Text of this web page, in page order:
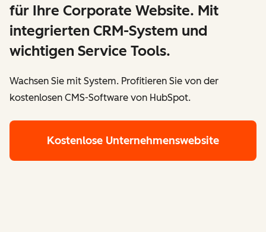
für Ihre Corporate Website. Mit
integrierten CRM-System und
wichtigen Service Tools.
Wachsen Sie mit System. Profitieren Sie von der
kostenlosen CMS-Software von HubSpot.
Kostenlose Unternehmenswebsite